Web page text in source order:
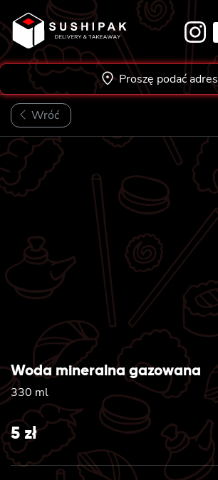
to
content
Proszę podać adres
Wróć
Woda mineralna gazowana
330 ml
5 zł